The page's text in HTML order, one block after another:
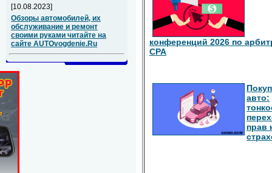
[10.08.2023]
Обзоры автомобилей, их
обслуживание и ремонт
своими руками читайте на
сайте AUTOvogdenie.Ru
конференций 2026 по
СРА
авто:
прав